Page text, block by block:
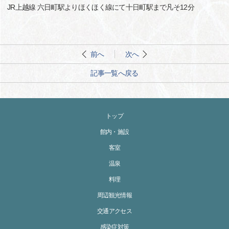
JR上越線 六日町駅よりほくほく線にて十日町駅まで凡そ12分
前へ 次へ
記事一覧へ戻る
トップ
館内・施設
客室
温泉
料理
周辺観光情報
交通アクセス
感染症対策